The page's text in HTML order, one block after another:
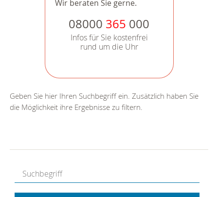
Wir beraten Sie gerne.
08000 365 000
Infos für Sie kostenfrei
rund um die Uhr
Geben Sie hier Ihren Suchbegriff ein. Zusätzlich haben Sie
die Möglichkeit ihre Ergebnisse zu filtern.